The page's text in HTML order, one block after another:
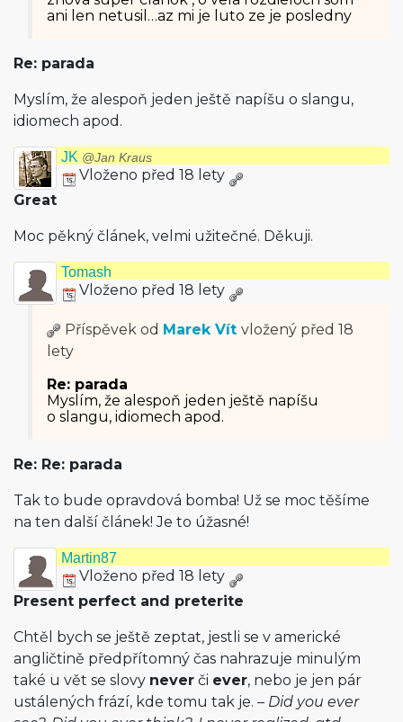
ani len netusil…az mi je luto ze je posledny
Re: parada
Myslím, že alespoň jeden ještě napíšu o slangu,
idiomech apod.
JK @Jan Kraus
Vloženo před 18 lety
Great
Moc pěkný článek, velmi užitečné. Děkuji.
Tomash
Vloženo před 18 lety
Příspěvek od Marek Vít vložený před 18
lety
Re: parada
Myslím, že alespoň jeden ještě napíšu
o slangu, idiomech apod.
Re: Re: parada
Tak to bude opravdová bomba! Už se moc těšíme
na ten další článek! Je to úžasné!
Martin87
Vloženo před 18 lety
Present perfect and preterite
Chtěl bych se ještě zeptat, jestli se v americké
angličtině předpřítomný čas nahrazuje minulým
také u vět se slovy never či ever, nebo je jen pár
ustálených frází, kde tomu tak je. – Did you ever